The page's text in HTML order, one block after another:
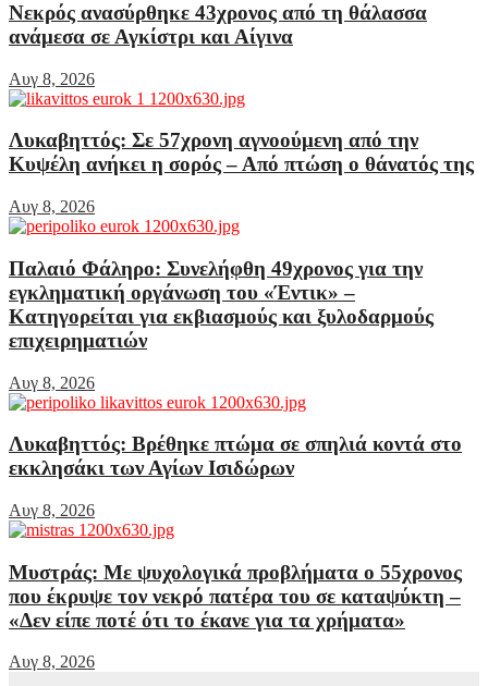
Νεκρός ανασύρθηκε 43χρονος από τη θάλασσα
ανάμεσα σε Αγκίστρι και Αίγινα
Αυγ 8, 2026
Λυκαβηττός: Σε 57χρονη αγνοούμενη από την
Κυψέλη ανήκει η σορός – Από πτώση ο θάνατός της
Αυγ 8, 2026
Παλαιό Φάληρο: Συνελήφθη 49χρονος για την
εγκληματική οργάνωση του «Έντικ» –
Κατηγορείται για εκβιασμούς και ξυλοδαρμούς
επιχειρηματιών
Αυγ 8, 2026
Λυκαβηττός: Βρέθηκε πτώμα σε σπηλιά κοντά στο
εκκλησάκι των Αγίων Ισιδώρων
Αυγ 8, 2026
Μυστράς: Με ψυχολογικά προβλήματα ο 55χρονος
που έκρυψε τον νεκρό πατέρα του σε καταψύκτη –
«Δεν είπε ποτέ ότι το έκανε για τα χρήματα»
Αυγ 8, 2026